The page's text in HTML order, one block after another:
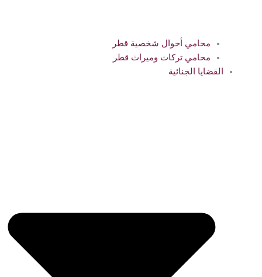
محامي أحوال شخصية قطر
محامي تركات وميراث قطر
القضايا الجنائية